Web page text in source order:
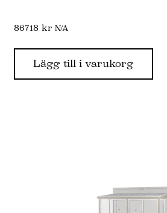
86718kr N/A
Lägg till i varukorg